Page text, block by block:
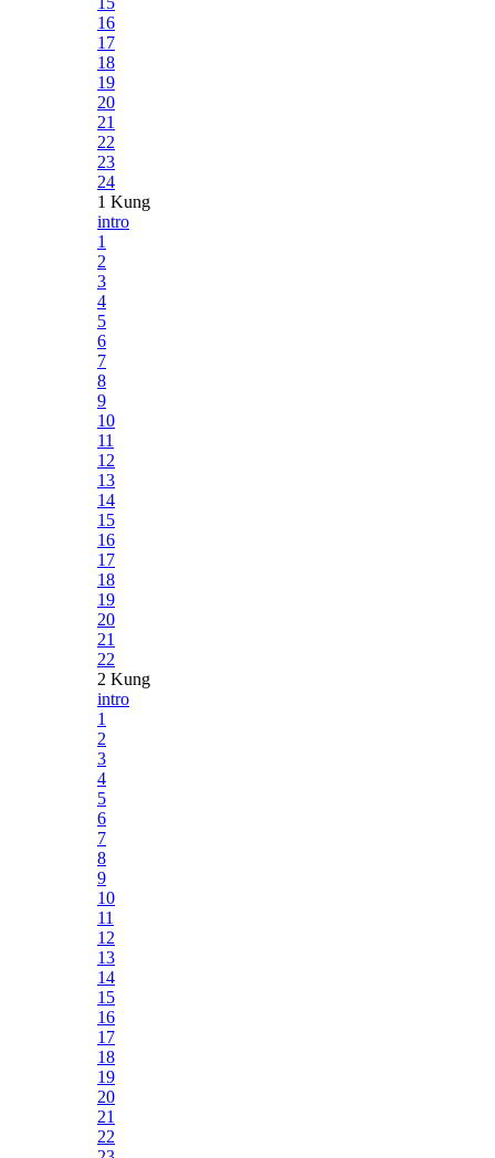
16
17
18
19
20
21
22
23
24
1 Kung
intro
1
2
3
4
5
6
7
8
9
10
11
12
13
14
15
16
17
18
19
20
21
22
2 Kung
intro
1
2
3
4
5
6
7
8
9
10
11
12
13
14
15
16
17
18
19
20
21
22